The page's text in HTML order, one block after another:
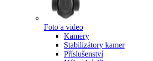
Foto a video
Kamery
Stabilizátory kamer
Příslušenství